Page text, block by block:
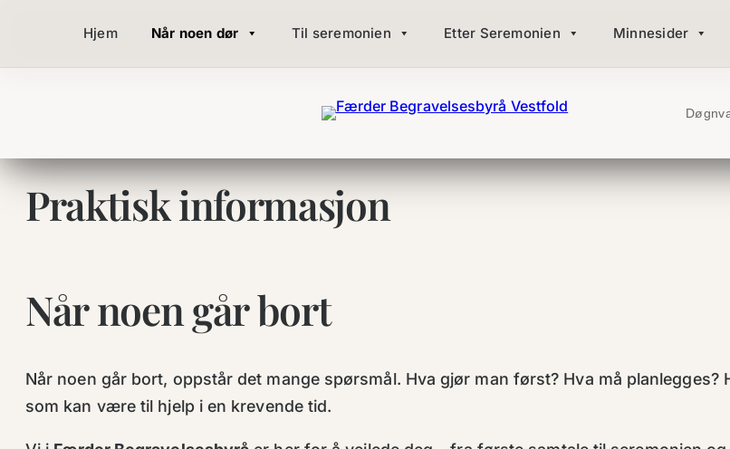
innhold
Hjem Når noen dør Til seremonien Etter Seremonien Minnesider
Praktisk informasjon
Når noen går bort
Når noen går bort, oppstår det mange spørsmål. Hva gjør man først? Hva må
som kan være til hjelp i en krevende tid.